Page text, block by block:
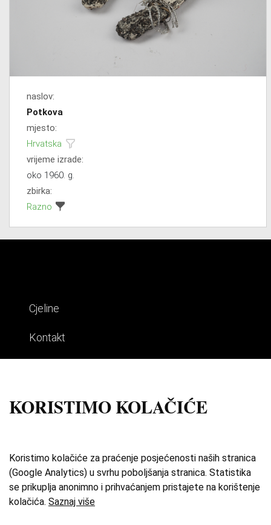
naslov:
Potkova
mjesto:
Hrvatska
vrijeme izrade:
oko 1960. g.
zbirka:
Razno
Cjeline
Kontakt
O zbirci
Katalog
KORISTIMO KOLAČIĆE
Koristimo kolačiće za praćenje posjećenosti naših stranica
(Google Analytics) u svrhu poboljšanja stranica. Statistika
se prikuplja anonimno i prihvaćanjem pristajete na korištenje
kolačića. Saznaj više